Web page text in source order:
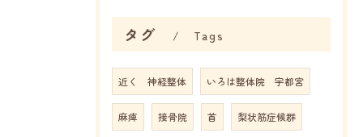
タグ Tags
近く 神経整体 いろは整体院 宇都宮
麻痺 接骨院 首 梨状筋症候群